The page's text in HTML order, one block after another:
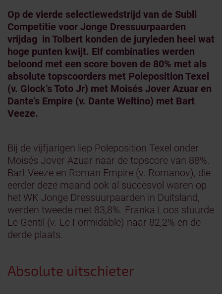
Op de vierde selectiewedstrijd van de Subli
Competitie voor Jonge Dressuurpaarden
vrijdag in Tolbert konden de juryleden heel wat
hoge punten kwijt. Elf combinaties werden
beloond met een score boven de 80% met als
absolute topscoorders met Poleposition Texel
(v. Glock’s Toto Jr) met Moisés Jover Azuar en
Dante’s Empire (v. Dante Weltino) met Bart
Veeze.
Bij de vijfjarigen liep Poleposition Texel onder
Moisés Jover Azuar naar de topscore van 88%.
Bart Veeze en Roman Empire (v. Romanov), die
eerder deze maand ook al succesvol waren op
het WK Jonge Dressuurpaarden in Duitsland,
werden tweede met 83,8%. Franka Loos stuurde
Le Gentil (v. Le Formidable) naar 82,2% en de
derde plaats.
Absolute uitschieter